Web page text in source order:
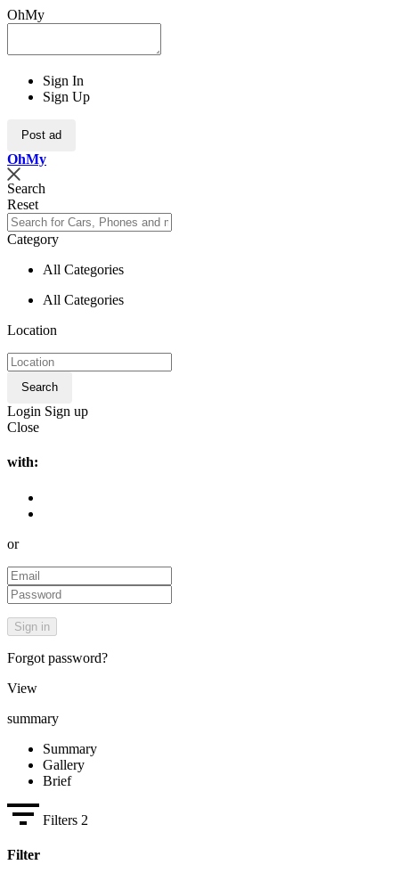
OhMy
Sign In
Sign Up
Post ad
OhMy
Search
Reset
Category
All Categories
All Categories
Location
Search
Login Sign up
Close
with:
or
Forgot password?
View
summary
Summary
Gallery
Brief
Filters 2
Filter